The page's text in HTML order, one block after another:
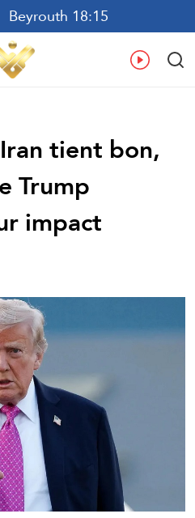
Beyrouth 18:15
ع
tient bon,
Trump
impact